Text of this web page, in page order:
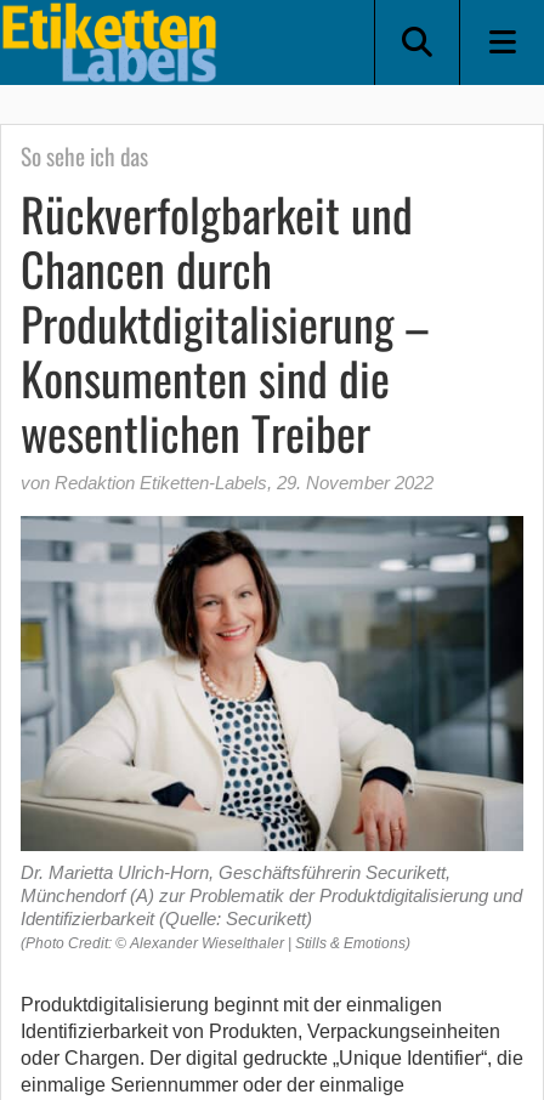
So sehe ich das
Rückverfolgbarkeit und
Chancen durch
Produktdigitalisierung –
Konsumenten sind die
wesentlichen Treiber
von Redaktion Etiketten-Labels, 29. November 2022
Dr. Marietta Ulrich-Horn, Geschäftsführerin Securikett,
Münchendorf (A) zur Problematik der Produktdigitalisierung und
Identifizierbarkeit (Quelle: Securikett)
(Photo Credit: © Alexander Wieselthaler | Stills & Emotions)
Produktdigitalisierung beginnt mit der einmaligen
Identifizierbarkeit von Produkten, Verpackungseinheiten
oder Chargen. Der digital gedruckte „Unique Identifier“, die
einmalige Seriennummer oder der einmalige